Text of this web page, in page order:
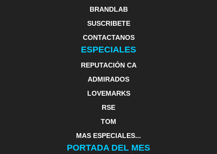
BRANDLAB
SUSCRIBETE
CONTACTANOS
ESPECIALES
REPUTACIÓN CA
ADMIRADOS
LOVEMARKS
RSE
TOM
MAS ESPECIALES...
PORTADA DEL MES